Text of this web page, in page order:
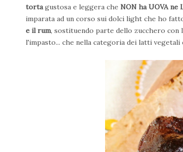
tortagustosa e leggera che NON ha UOVA ne
imparata ad un corso sui dolci light che ho
e il rum, sostituendo parte dello zucchero con
l'impasto... che nella categoria dei latti